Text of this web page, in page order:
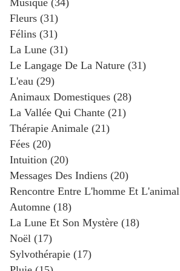
Musique (34)
Fleurs (31)
Félins (31)
La Lune (31)
Le Langage De La Nature (31)
L'eau (29)
Animaux Domestiques (28)
La Vallée Qui Chante (21)
Thérapie Animale (21)
Fées (20)
Intuition (20)
Messages Des Indiens (20)
Rencontre Entre L'homme Et L'animal
Automne (18)
La Lune Et Son Mystère (18)
Noël (17)
Sylvothérapie (17)